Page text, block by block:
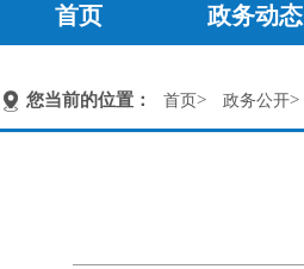
首页 政务动态
您当前的位置： 首页> 政务公开>